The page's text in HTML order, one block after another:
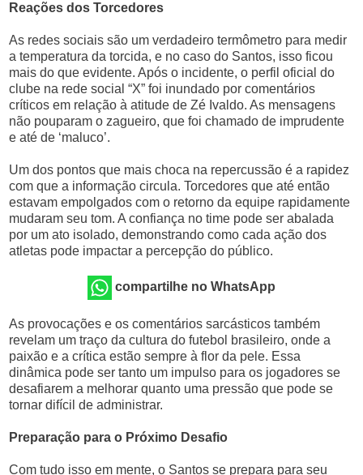
Reações dos Torcedores
As redes sociais são um verdadeiro termômetro para medir
a temperatura da torcida, e no caso do Santos, isso ficou
mais do que evidente. Após o incidente, o perfil oficial do
clube na rede social “X” foi inundado por comentários
críticos em relação à atitude de Zé Ivaldo. As mensagens
não pouparam o zagueiro, que foi chamado de imprudente
e até de ‘maluco’.
Um dos pontos que mais choca na repercussão é a rapidez
com que a informação circula. Torcedores que até então
estavam empolgados com o retorno da equipe rapidamente
mudaram seu tom. A confiança no time pode ser abalada
por um ato isolado, demonstrando como cada ação dos
atletas pode impactar a percepção do público.
compartilhe no WhatsApp
As provocações e os comentários sarcásticos também
revelam um traço da cultura do futebol brasileiro, onde a
paixão e a crítica estão sempre à flor da pele. Essa
dinâmica pode ser tanto um impulso para os jogadores se
desafiarem a melhorar quanto uma pressão que pode se
tornar difícil de administrar.
Preparação para o Próximo Desafio
Com tudo isso em mente, o Santos se prepara para seu